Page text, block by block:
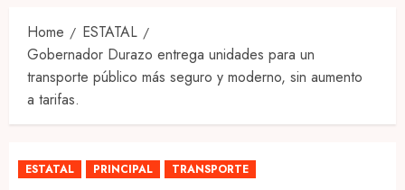
Home
ESTATAL
Gobernador Durazo entrega unidades para un
transporte público más seguro y moderno, sin aumento
a tarifas.
ESTATAL PRINCIPAL TRANSPORTE